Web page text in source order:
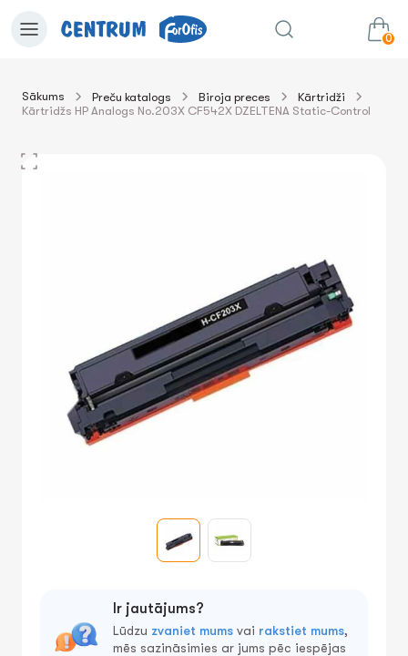
0
uz grozu Summa:0.00€
Sākums Preču katalogs Biroja preces
Kārtridži
Kārtridžs HP Analogs No.203X CF542X DZELTENA Static-Control
Ir jautājums?
Lūdzu zvaniet mums vai rakstiet mums,
mēs sazināsimies ar jums pēc iespējas